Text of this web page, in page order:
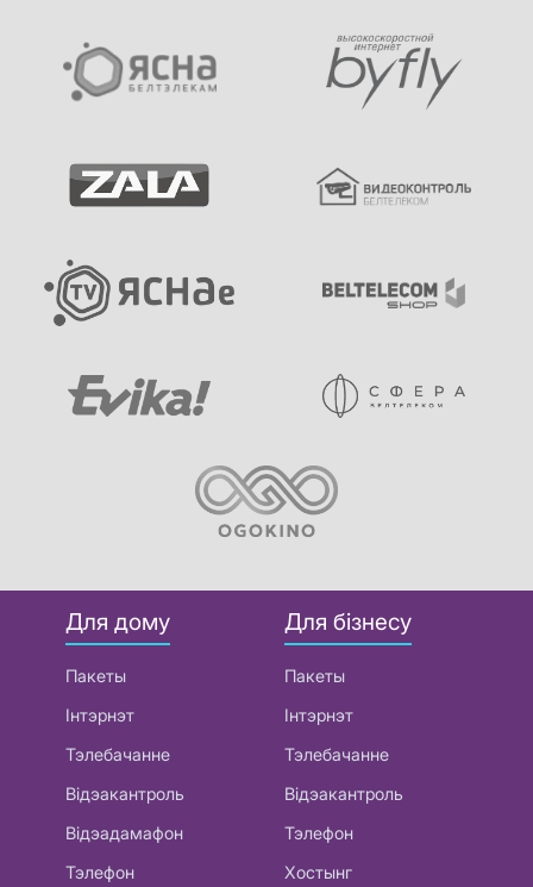
Для дому
Пакеты
Інтэрнэт
Тэлебачанне
Відэакантроль
Відэадамафон
Тэлефон
Для бізнесу
Пакеты
Інтэрнэт
Тэлебачанне
Відэакантроль
Тэлефон
Хостынг